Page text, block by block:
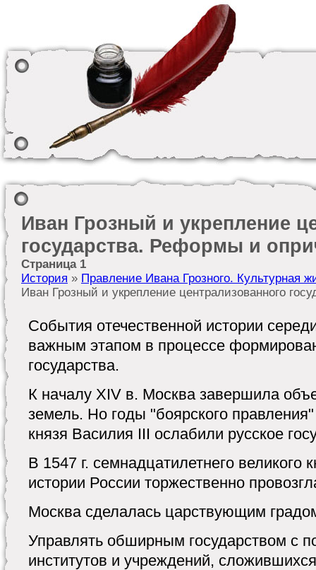
Иван Грозный и укрепление
государства. Реформы и
Страница 1
История » Правление Ивана Грозного. Культурная
Иван Грозный и укрепление централизованного
События отечественной истории
важным этапом в процессе
государства.
К началу XIV в. Москва завершила
земель. Но годы "боярского
князя Василия III ослабили русское
В 1547 г. семнадцатилетнего великого
истории России торжественно
Москва сделалась царствующим
Управлять обширным государством с
институтов и учреждений,